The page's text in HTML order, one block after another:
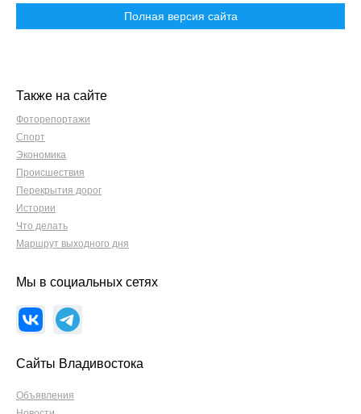
Полная версия сайта
Также на сайте
Фоторепортажи
Спорт
Экономика
Происшествия
Перекрытия дорог
Истории
Что делать
Маршрут выходного дня
Мы в социальных сетях
Сайты Владивостока
Объявления